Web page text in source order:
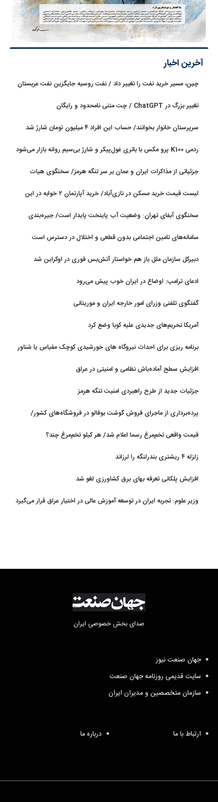
آخرین اخبار
چین، مسیر خرید نفت را تغییر داد / نفت روسیه جایگزین نفت عربستان
تغییر بزرگ در ChatGPT / چت متنی نامحدود و رایگان
سرپرستان خانوار بخوانند/ حساب این افراد ۴ میلیون تومان شارژ شد
ردمی K100 پرو مکس با باتری غول‌پیکر و شارژ بی‌سیم روانه بازار می‌شود
جزئیاتی از مذاکرات ایران و عمان بر سر تنگه هرمز/ سخنگوی هیات
رئیسه مجلس: بیانیه‌ای شامل تصحیح مسیر تردد دریایی در تنگه، در
لیست قیمت خرید مسکن در نازی‌آباد/ خرید آپارتمان ۲ خوابه در این
منطقه چقدر سرمایه نیاز دارد؟ + جدول مردادماه ۱۴۰۵
سخنگوی آبفای تهران: وضعیت آب پایتخت پایدار است/ جیره‌بندی
سامانه‌های تامین اجتماعی بدون قطعی و اختلال در دسترس است
دبیرکل سازمان ملل باز هم خواستار آتش‌بس فوری در اوکراین شد
ادعای ترامپ: اوضاع در ایران خوب پیش می‌رود
گفتگوی تلفنی وزرای امور خارجه ایران و موریتانی
آمریکا تحریم‌های جدیدی علیه کوبا وضع کرد
برنامه ریزی برای احداث نیروگاه های خورشیدی کوچک مقیاس یا شناور
روی آب در مازندران
افزایش سطح آماده‌باش نظامی و امنیتی در عراق
جزئیات جدید از طرح راهبردی امنیت تنگه هرمز
پرده‌برداری از ماجرای فروش گوشت بوفالو در فروشگاه‌های کشور/
گوشت بوفالو از کجا وارد می‌شود؟/ هر کیلو بوفالو با چه قیمتی به فروش
قیمت واقعی تخم‌مرغ رسما اعلام شد/ هر کیلو تخم‌مرغ چند؟
زلزله ۴ ریشتری بندرلنگه را لرزاند
افزایش پلکانی تعرفه بهای برق کشاورزی لغو شد
وزیر علوم: تجربه ایران در توسعه آموزش عالی در اختیار عراق قرار می‌گیرد
صدای بخش خصوصی ایران
جهان صنعت نیوز
سایت قدیمی روزنامه جهان صنعت
سازمان متخصصین و مدیران ایران
ارتباط با ما درباره ما